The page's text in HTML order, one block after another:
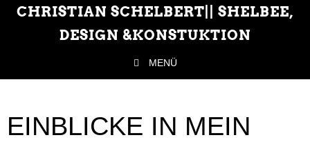
CHRISTIAN SCHELBERT|| SHELBEE,
DESIGN &KONSTUKTION
MENÜ
EINBLICKE IN MEIN